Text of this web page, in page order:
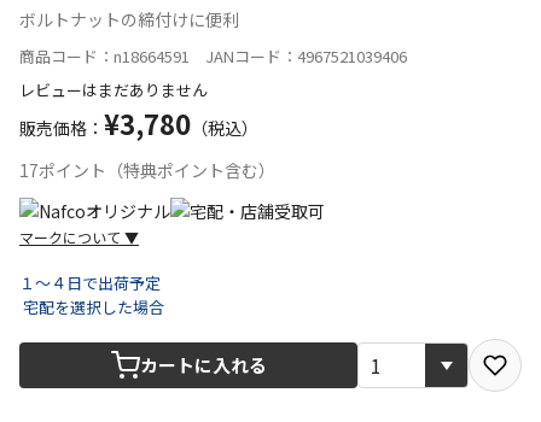
ボルトナットの締付けに便利
商品コード：n18664591 JANコード：4967521039406
レビューはまだありません
販売価格： ¥3,780 （税込）
17ポイント（特典ポイント含む）
マークについて ▼
１～４日で出荷予定
宅配を選択した場合
カートに入れる